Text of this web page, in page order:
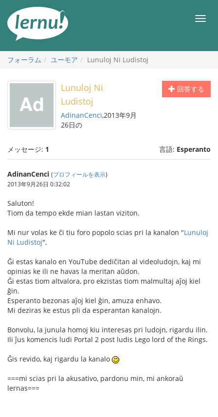
メ
フォーラム
ユーモア Lunuloj Ni Ludistoj
回答する
Lunuloj Ni
Ludistoj
AdinanCenci,2013年9月
26日の
メッセージ: 1 言語: Esperanto
AdinanCenci (プロフィールを表示)
2013年9月26日 0:32:02
Saluton!
Tiom da tempo ekde mian lastan viziton.
Mi nur volas ke ĉi tiu foro popolo scias pri la kanalon "Lunuloj
Ni Ludistoj".
Ĝi estas kanalo en YouTube dediĉitan al videoludojn, kaj mi
opinias ke ili ne havas la meritan aŭdon.
Ĝi estas tiom altvalora, pro ekzistas tiom malmultaj aĵoj kiel
ĝin.
Esperanto bezonas aĵoj kiel ĝin, amuza enhavo.
Mi deziras ke estus pli da esperantan kanalojn.
Bonvolu, la junula homoj kiu interesas pri ludojn, rigardu ilin.
Ili ĵus komencis ludi Portal 2 post ludis Lego lord of the Rings.
Ĝis revido, kaj rigardu la kanalo
===mi scias pri la akusativo, pardonu min, mi ankoraŭ
lernas===